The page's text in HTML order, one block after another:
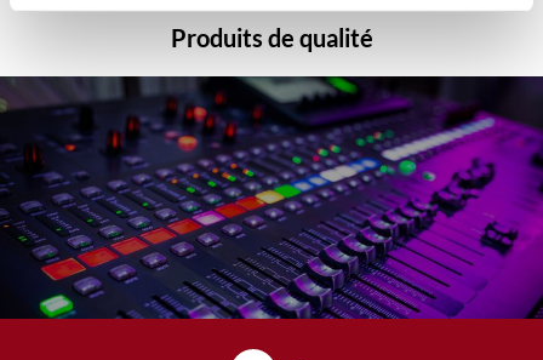
Produits de qualité